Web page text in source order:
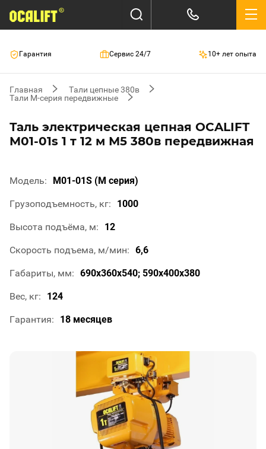
Гарантия Сервис 24/7 10+ лет опыта
Главная
Тали цепные 380в
Тали М-серия передвижные
Таль электрическая цепная OCALIFT
M01-01s 1 т 12 м М5 380в передвижная
Модель M01-01S (М серия)
Грузоподъемность, кг 1000
Высота подъёма, м 12
Скорость подъема, м/мин 6,6
Габариты, мм 690х360х540; 590х400х380
Вес, кг 124
Гарантия 18 месяцев